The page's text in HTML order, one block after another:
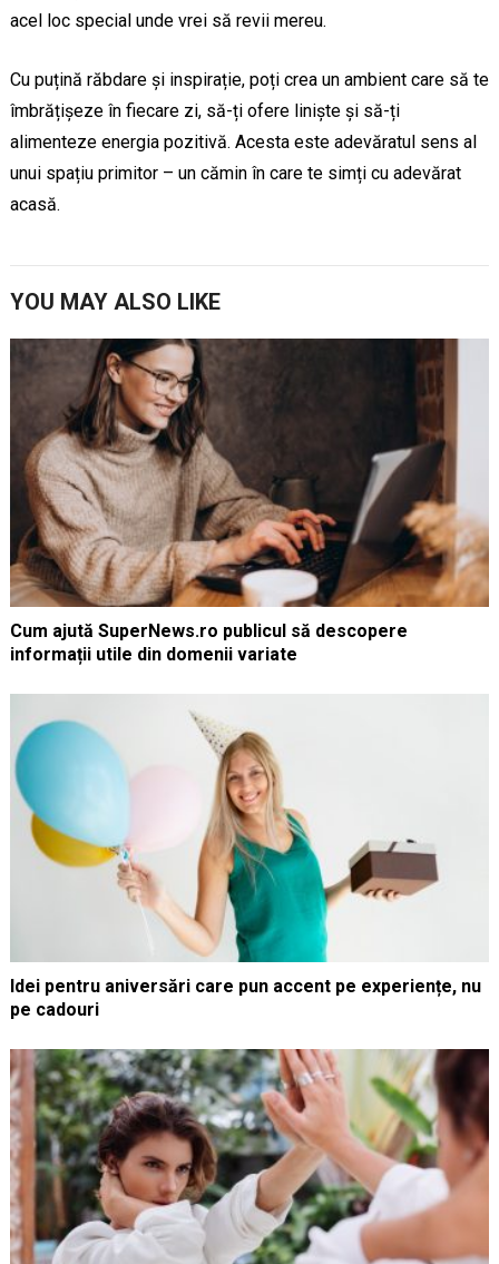
acel loc special unde vrei să revii mereu.
Cu puțină răbdare și inspirație, poți crea un ambient care să te
îmbrățișeze în fiecare zi, să-ți ofere liniște și să-ți
alimenteze energia pozitivă. Acesta este adevăratul sens al
unui spațiu primitor – un cămin în care te simți cu adevărat
acasă.
YOU MAY ALSO LIKE
Cum ajută SuperNews.ro publicul să descopere
informații utile din domenii variate
Idei pentru aniversări care pun accent pe experiențe, nu
pe cadouri